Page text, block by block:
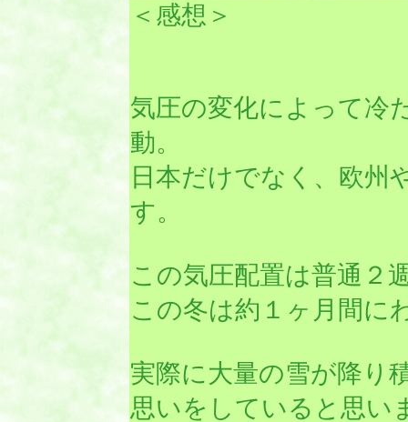
＜感想＞
気圧の変化によって冷
動。
日本だけでなく、欧州
す。
この気圧配置は普通２
この冬は約１ヶ月間に
実際に大量の雪が降り
思いをしていると思い